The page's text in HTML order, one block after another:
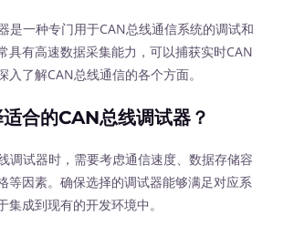
一种专门用于CAN总线通信系统的调试和
具有高速数据采集能力，可以捕获实时CAN
入了解CAN总线通信的各个方面。
的CAN总线调试器？
试器时，需要考虑通信速度、数据存储容
等因素。确保选择的调试器能够满足对应系
集成到现有的开发环境中。